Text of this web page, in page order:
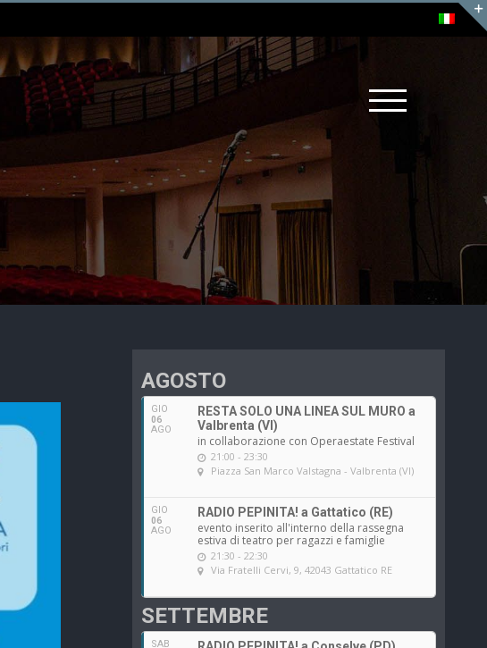
AGOSTO
GIO
06
AGO
RESTA SOLO UNA LINEA SUL MURO a
Valbrenta (VI)
in collaborazione con Operaestate Festival
21:00 - 23:30
Piazza San Marco Valstagna - Valbrenta (VI)
GIO
06
AGO
RADIO PEPINITA! a Gattatico (RE)
evento inserito all'interno della rassegna
estiva di teatro per ragazzi e famiglie
21:30 - 22:30
Via Fratelli Cervi, 9, 42043 Gattatico RE
SETTEMBRE
SAB